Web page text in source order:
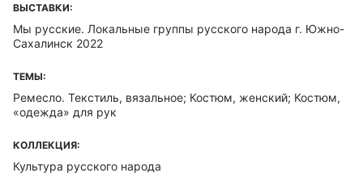
ВЫСТАВКИ:
Мы русские. Локальные группы русского народа г. Южно-
Сахалинск 2022
ТЕМЫ:
Ремесло. Текстиль, вязальное; Костюм, женский; Костюм,
«одежда» для рук
КОЛЛЕКЦИЯ:
Культура русского народа